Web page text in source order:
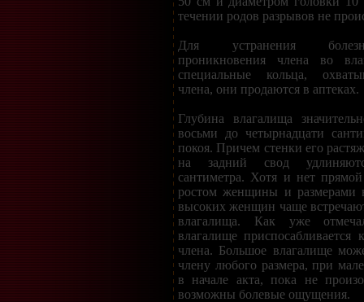
течении родов разрывов не
Для устранения
проникновения члена во
специальные кольца,
члена, они продаются в аптеках.
Глубина влагалища
восьми до четырнадцати
покоя. Причем стенки его
на задний свод
сантиметра. Хотя и нет
ростом женщины и размерами
высоких женщин чаще
влагалища. Как уже
влагалище приспосабливается
члена. Большое влагалище
члену любого размера, при
в начале акта, пока не
возможны болевые ощущения.